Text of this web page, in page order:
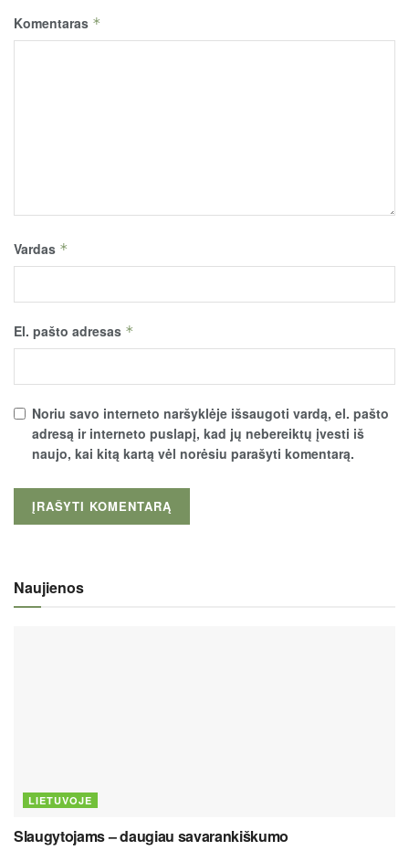
Komentaras *
Vardas *
El. pašto adresas *
Noriu savo interneto naršyklėje išsaugoti vardą, el. pašto
adresą ir interneto puslapį, kad jų nebereiktų įvesti iš
naujo, kai kitą kartą vėl norėsiu parašyti komentarą.
Naujienos
LIETUVOJE
Slaugytojams – daugiau savarankiškumo